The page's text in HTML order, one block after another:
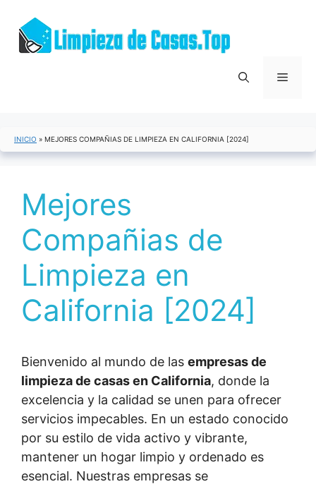
contenido
Menú
INICIO » MEJORES COMPAÑIAS DE LIMPIEZA EN CALIFORNIA [2024]
Mejores
Compañias de
Limpieza en
California [2024]
Bienvenido al mundo de las empresas de
limpieza de casas en California, donde la
excelencia y la calidad se unen para ofrecer
servicios impecables. En un estado conocido
por su estilo de vida activo y vibrante,
mantener un hogar limpio y ordenado es
esencial. Nuestras empresas se